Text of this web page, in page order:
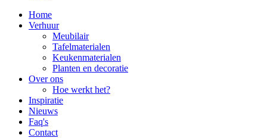
Main
navigation
Home
Verhuur
Meubilair
Tafelmaterialen
Keukenmaterialen
Planten en decoratie
Over ons
Hoe werkt het?
Inspiratie
Nieuws
Faq's
Contact